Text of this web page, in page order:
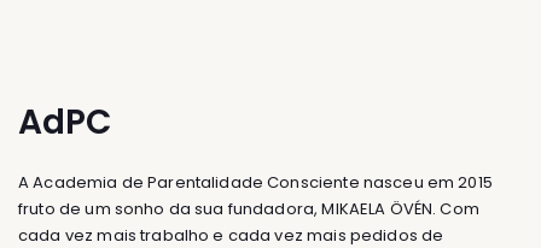
AdPC
A Academia de Parentalidade Consciente nasceu em 2015
fruto de um sonho da sua fundadora, MIKAELA ÖVÉN. Com
cada vez mais trabalho e cada vez mais pedidos de